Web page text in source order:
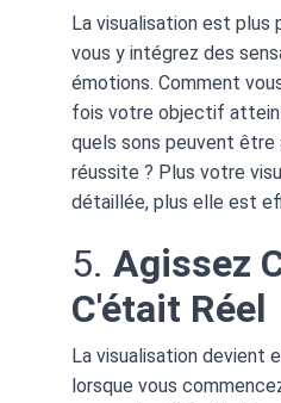
La visualisation est plus
vous y intégrez des
émotions. Comment
fois votre objectif
quels sons peuvent
réussite ? Plus votre
détaillée, plus elle est
5. Agissez
C'était Réel
La visualisation devient
lorsque vous